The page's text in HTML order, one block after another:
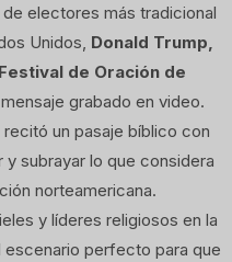
electores más tradicional
Unidos, Donald Trump,
de Oración de
grabado en video.
un pasaje bíblico con
subrayar lo que considera
norteamericana.
y líderes religiosos en la
perfecto para que